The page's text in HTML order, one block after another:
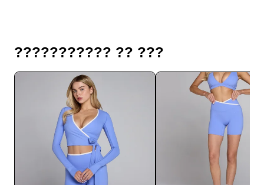
??????????? ?? ???